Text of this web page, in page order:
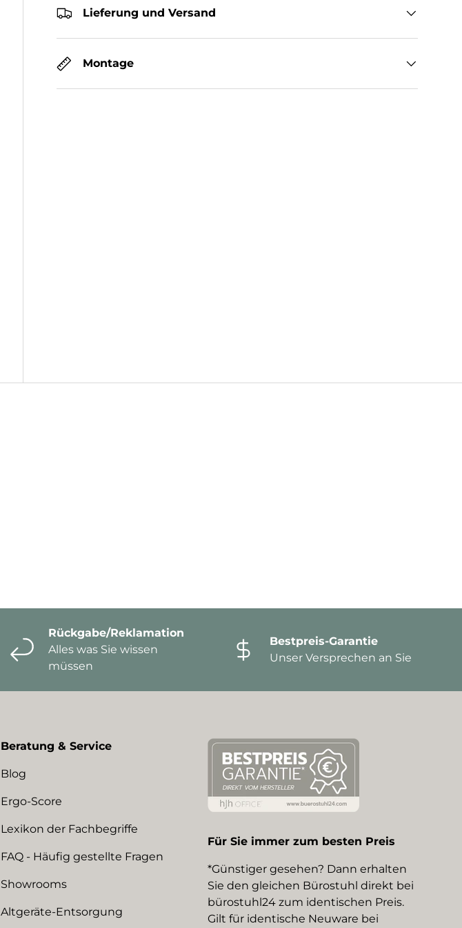
Lieferung und Versand
Montage
Rückgabe/Reklamation
Alles was Sie wissen
müssen
Bestpreis-Garantie
Unser Versprechen an Sie
Beratung & Service
Blog
Ergo-Score
Lexikon der Fachbegriffe
FAQ - Häufig gestellte Fragen
Showrooms
Altgeräte-Entsorgung
Für Sie immer zum besten Preis
*Günstiger gesehen? Dann erhalten
Sie den gleichen Bürostuhl direkt bei
bürostuhl24 zum identischen Preis.
Gilt für identische Neuware bei